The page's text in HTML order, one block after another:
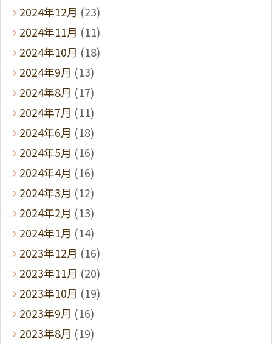
2024年12月 (23)
2024年11月 (11)
2024年10月 (18)
2024年9月 (13)
2024年8月 (17)
2024年7月 (11)
2024年6月 (18)
2024年5月 (16)
2024年4月 (16)
2024年3月 (12)
2024年2月 (13)
2024年1月 (14)
2023年12月 (16)
2023年11月 (20)
2023年10月 (19)
2023年9月 (16)
2023年8月 (19)